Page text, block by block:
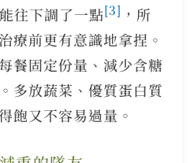
往下調了一點[3] ，所
療前更有意識地拿捏。
餐固定份量、減少含糖
多放蔬菜、優質蛋白質
飽又不容易過量。